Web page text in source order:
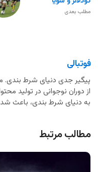
مطلب بعدی
فوتبالی
پیگیر جدی دنیای شرط بندی.
از دوران نوجوانی در تولید
به دنیای شرط بندی، باعث
مطالب مرتبط